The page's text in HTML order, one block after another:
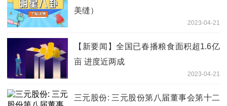
美缝）
2023-04-21
【新要闻】全国已春播粮食面积超1.6亿
亩 进度近两成
2023-04-21
三元股份: 三元股份第八届董事会第十二